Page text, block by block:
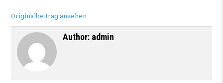
Originalbeitrag ansehen
Author: admin